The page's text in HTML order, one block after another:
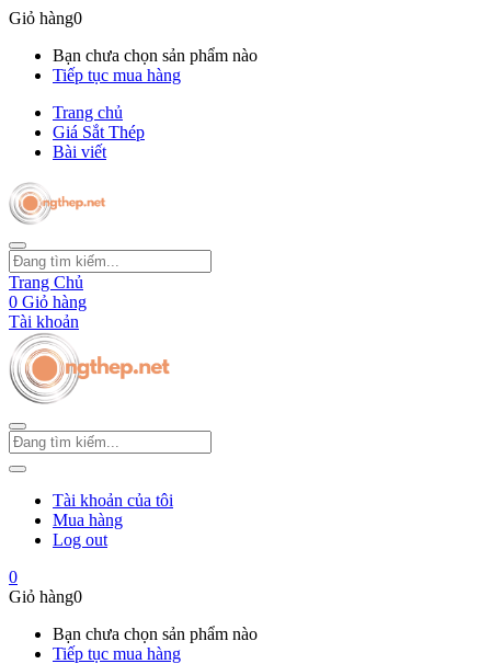
Giỏ hàng0
Bạn chưa chọn sản phẩm nào
Tiếp tục mua hàng
Trang chủ
Giá Sắt Thép
Bài viết
Trang Chủ
0 Giỏ hàng
Tài khoản
Tài khoản của tôi
Mua hàng
Log out
0
Giỏ hàng0
Bạn chưa chọn sản phẩm nào
Tiếp tục mua hàng